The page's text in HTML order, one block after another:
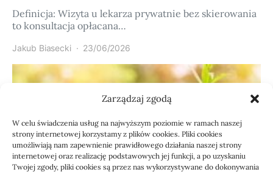
Zarządzaj zgodą
W celu świadczenia usług na najwyższym poziomie w ramach naszej
strony internetowej korzystamy z plików cookies. Pliki cookies
umożliwiają nam zapewnienie prawidłowego działania naszej strony
internetowej oraz realizację podstawowych jej funkcji, a po uzyskaniu
Twojej zgody, pliki cookies są przez nas wykorzystywane do dokonywania
Definicja: Wizyta u lekarza prywatnie bez skierowania
to konsultacja opłacana…
Jakub Biasecki 23/06/2026